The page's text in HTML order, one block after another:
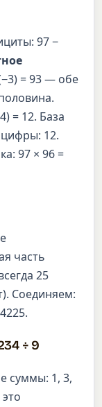
97 −
= 93 — обе
= 12. База
12.
97 × 96 =
часть
25
Соединяем:
÷ 9
суммы: 1, 3,